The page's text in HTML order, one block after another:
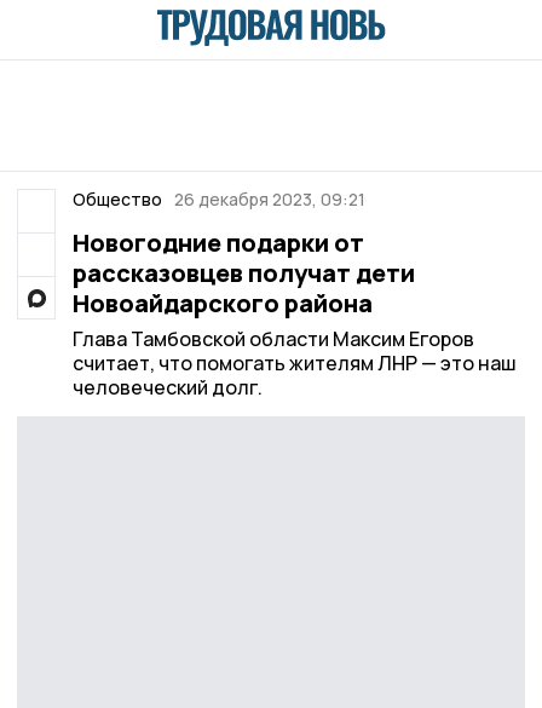
Общество 26 декабря 2023, 09:21
Новогодние подарки от
рассказовцев получат дети
Новоайдарского района
Глава Тамбовской области Максим Егоров
считает, что помогать жителям ЛНР — это наш
человеческий долг.